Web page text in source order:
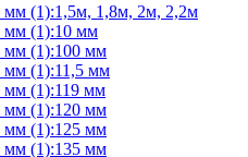
мм (1):1,5м, 1,8м, 2м, 2,2м
мм (1):10 мм
мм (1):100 мм
мм (1):11,5 мм
мм (1):119 мм
мм (1):120 мм
мм (1):125 мм
мм (1):135 мм